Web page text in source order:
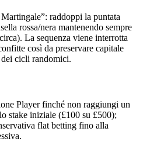
raddoppi la puntata
rossa/nera mantenendo sempre
La sequenza viene interrotta
così da preservare capitale
cicli randomici.
Player finché non raggiungi un
stake iniziale (£100 su £500);
flat betting fino alla